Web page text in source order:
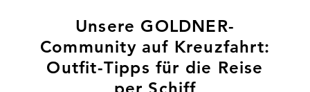
Unsere GOLDNER-
Community auf Kreuzfahrt:
Outfit-Tipps für die Reise